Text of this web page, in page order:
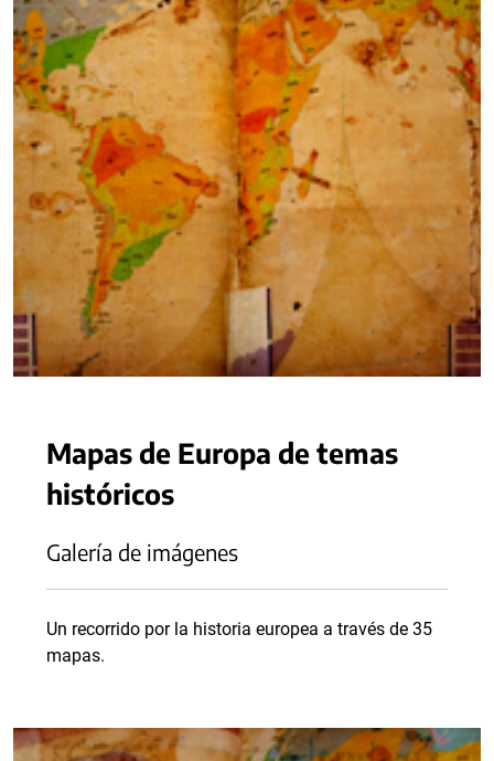
Mapas de Europa de temas
históricos
Galería de imágenes
Un recorrido por la historia europea a través de 35
mapas.